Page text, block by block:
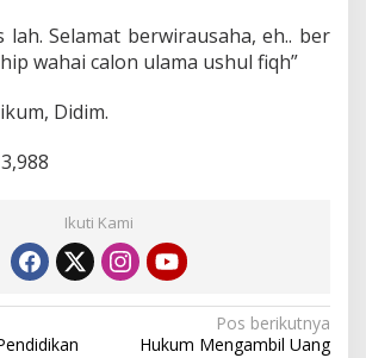
lah. Selamat berwirausaha, eh.. ber
wahai calon ulama ushul fiqh”
Didim.
3,988
Ikuti Kami
Pos berikutnya
Hukum Mengambil Uang